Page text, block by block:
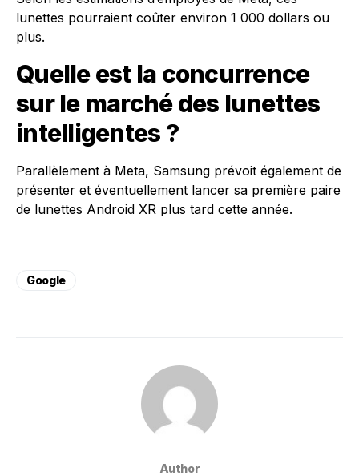
lunettes pourraient coûter environ 1 000 dollars ou
plus.
Quelle est la concurrence
sur le marché des lunettes
intelligentes ?
Parallèlement à Meta, Samsung prévoit également de
présenter et éventuellement lancer sa première paire
de lunettes Android XR plus tard cette année.
Google
Author